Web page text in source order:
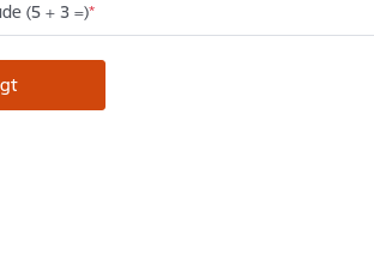
(5 + 3 =)